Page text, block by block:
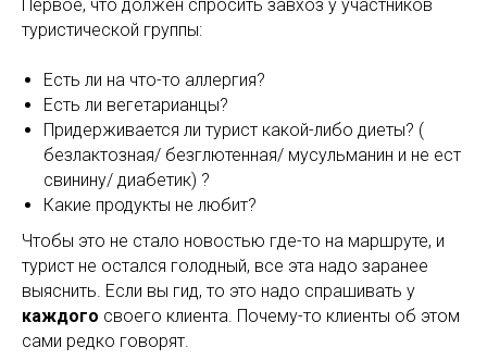
Первое, что должен спросить завхоз у участников
туристической группы:
Есть ли на что-то аллергия?
Есть ли вегетарианцы?
Придерживается ли турист какой-либо диеты? (
безлактозная/ безглютенная/ мусульманин и не ест
свинину/ диабетик) ?
Какие продукты не любит?
Чтобы это не стало новостью где-то на маршруте, и
турист не остался голодный, все эта надо заранее
выяснить. Если вы гид, то это надо спрашивать у
каждого своего клиента. Почему-то клиенты об этом
сами редко говорят.